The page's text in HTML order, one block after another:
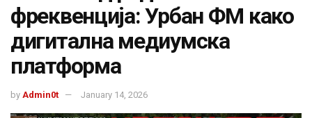
фреквенција: Урбан ФМ како
дигитална медиумска
платформа
by Admin0t January 14, 2026